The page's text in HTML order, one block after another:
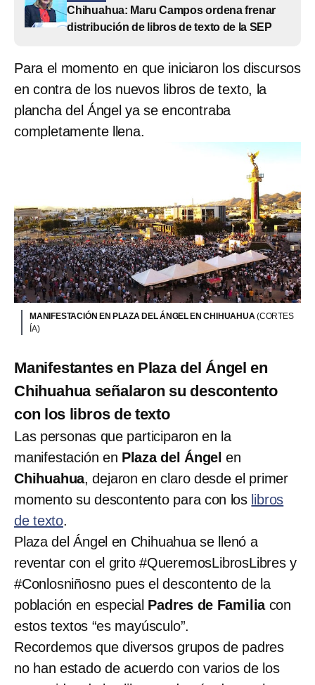
Chihuahua: Maru Campos ordena frenar
distribución de libros de texto de la SEP
Para el momento en que iniciaron los discursos
en contra de los nuevos libros de texto, la
plancha del Ángel ya se encontraba
completamente llena.
MANIFESTACIÓN EN PLAZA DEL ÁNGEL EN CHIHUAHUA(CORTES
ÍA)
Manifestantes en Plaza del Ángel en
Chihuahua señalaron su descontento
con los libros de texto
Las personas que participaron en la
manifestación en Plaza del Ángel en
Chihuahua, dejaron en claro desde el primer
momento su descontento para con los libros
de texto.
Plaza del Ángel en Chihuahua se llenó a
reventar con el grito #QueremosLibrosLibres y
#Conlosniñosno pues el descontento de la
población en especial Padres de Familiacon
estos textos “es mayúsculo”.
Recordemos que diversos grupos de padres
no han estado de acuerdo con varios de los